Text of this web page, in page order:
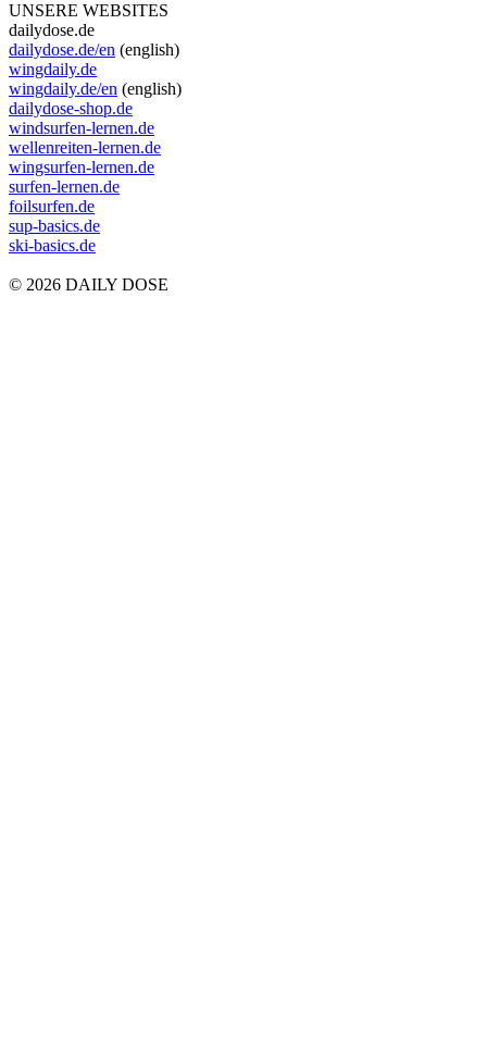
UNSERE WEBSITES
dailydose.de
dailydose.de/en (english)
wingdaily.de
wingdaily.de/en (english)
dailydose-shop.de
windsurfen-lernen.de
wellenreiten-lernen.de
wingsurfen-lernen.de
surfen-lernen.de
foilsurfen.de
sup-basics.de
ski-basics.de
© 2026 DAILY DOSE